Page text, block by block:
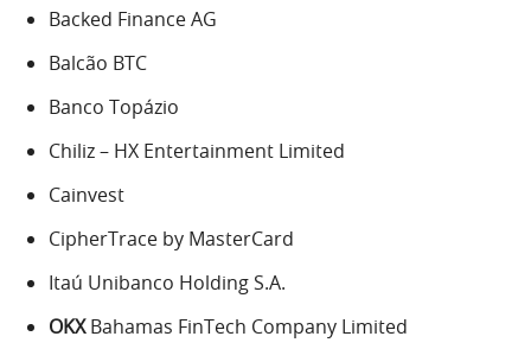
Backed Finance AG
Balcão BTC
Banco Topázio
Chiliz – HX Entertainment Limited
Cainvest
CipherTrace by MasterCard
Itaú Unibanco Holding S.A.
OKXBahamas FinTech Company Limited